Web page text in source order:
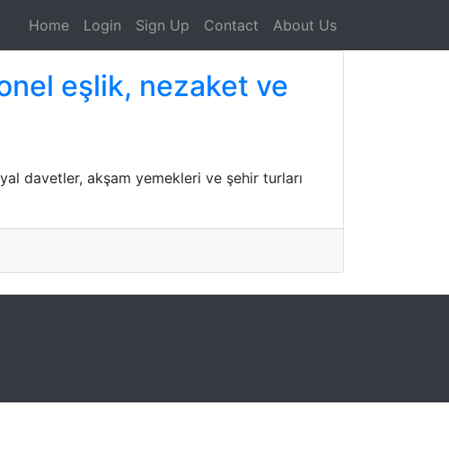
Home Login Sign Up Contact About Us
eşlik, nezaket ve
davetler, akşam yemekleri ve şehir turları